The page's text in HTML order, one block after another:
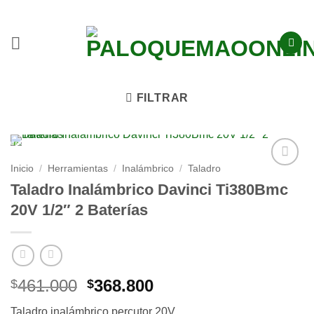
FILTRAR
a la
DESCUENTO!
Inicio / Herramientas / Inalámbrico / Taladro
Taladro Inalámbrico Davinci Ti380Bmc
20V 1/2″ 2 Baterías
$461.000 $368.800